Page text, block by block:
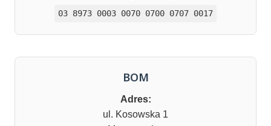
03 8973 0003 0070 0700 0707 0017
BOM
Adres:
ul. Kosowska 1